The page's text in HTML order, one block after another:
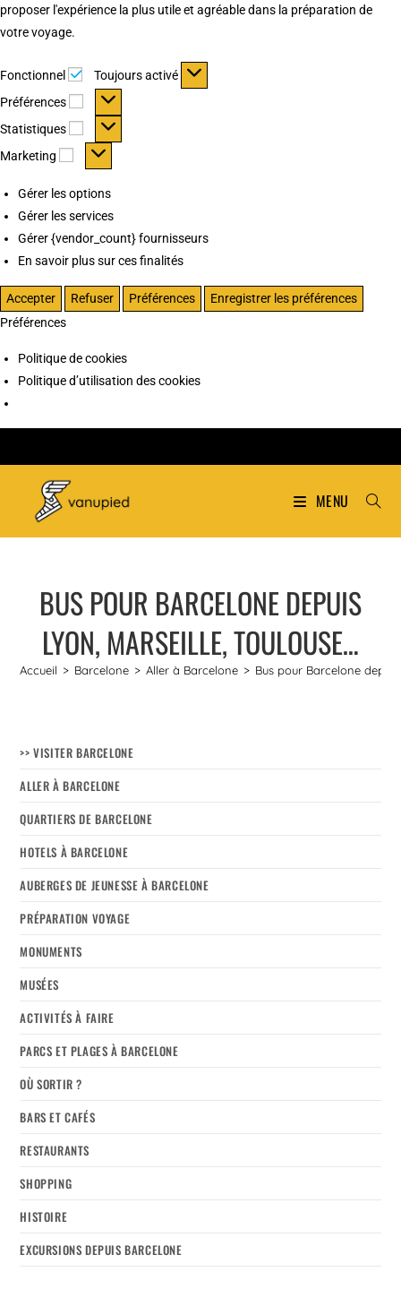
proposer l'expérience la plus utile et agréable dans la préparation de
votre voyage.
Fonctionnel Fonctionnel
Toujours activé
Préférences
Préférences
Statistiques Statistiques
Marketing Marketing
Gérer les options
Gérer les services
Gérer {vendor_count} fournisseurs
En savoir plus sur ces finalités
Accepter Refuser Préférences
Enregistrer les préférences
Préférences
Politique de cookies
Politique d’utilisation des cookies
MENU
BUS POUR BARCELONE DEPUIS
LYON, MARSEILLE, TOULOUSE…
Accueil > Barcelone > Aller à Barcelone > Bus pour Barcelone
>> VISITER BARCELONE
ALLER À BARCELONE
QUARTIERS DE BARCELONE
HOTELS À BARCELONE
AUBERGES DE JEUNESSE À BARCELONE
PRÉPARATION VOYAGE
MONUMENTS
MUSÉES
ACTIVITÉS À FAIRE
PARCS ET PLAGES À BARCELONE
OÙ SORTIR ?
BARS ET CAFÉS
RESTAURANTS
SHOPPING
HISTOIRE
EXCURSIONS DEPUIS BARCELONE